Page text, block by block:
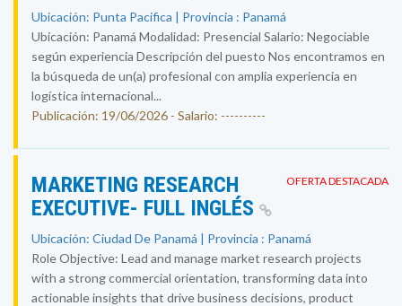
Ubicación: Punta Pacifica | Provincia : Panamá
Ubicación: Panamá Modalidad: Presencial Salario: Negociable
según experiencia Descripción del puesto Nos encontramos en
la búsqueda de un(a) profesional con amplia experiencia en
logística internacional...
Publicación: 19/06/2026 - Salario: ----------
OFERTA DESTACADA
MARKETING RESEARCH
EXECUTIVE- FULL INGLÉS
Ubicación: Ciudad De Panamá | Provincia : Panamá
Role Objective: Lead and manage market research projects
with a strong commercial orientation, transforming data into
actionable insights that drive business decisions, product